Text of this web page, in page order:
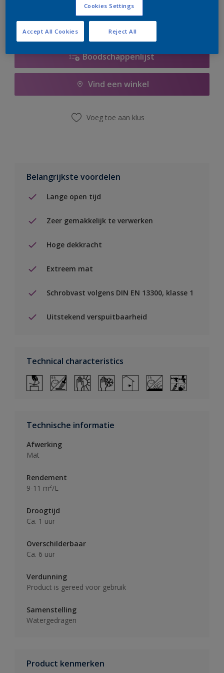
Boodschappenlijst
Vind een winkel
Voeg toe aan klus
Belangrijkste voordelen
Lange open tijd
Zeer gemakkelijk te verwerken
Hoge dekkracht
Extreem mat
Schrobvast volgens DIN EN 13300, klasse 1
Uitstekend verspuitbaarheid
Technical characteristics
Technische informatie
Afwerking
Mat
Rendement
9-11 m²/L
Droogtijd
Ca. 1 uur
Overschilderbaar
Ca. 6 uur
Verdunning
Product is gereed voor gebruik
Samenstelling
Watergedragen
Product kenmerken
Cookies Settings
Reject All
Accept All Cookies